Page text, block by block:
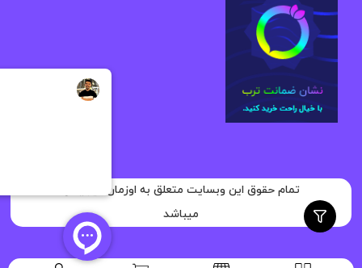
تمام حقوق این وبسایت متعلق به اوزمان دیجیتال
میباشد